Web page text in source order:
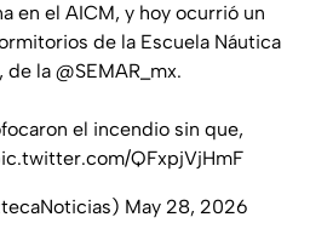
en el AICM, y hoy ocurrió un
de la Escuela Náutica
, de la @SEMAR_mx.
el incendio sin que,
QFxpjVjHmF
May 28, 2026